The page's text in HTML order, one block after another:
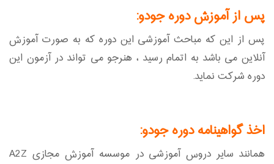
پس از آموزش دوره جودو:
پس از این که مباحث آموزشی این دوره که به صورت آموزش
آنلاین می باشد به اتمام رسید ، هنرجو می تواند در آزمون این
دوره شرکت نماید.
اخذ گواهینامه دوره جودو:
همانند سایر دروس آموزشی در موسسه آموزش مجازی A2Z